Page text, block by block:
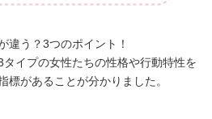
違う？3つのポイント！
イプの女性たちの性格や行動特性を
標があることが分かりました。